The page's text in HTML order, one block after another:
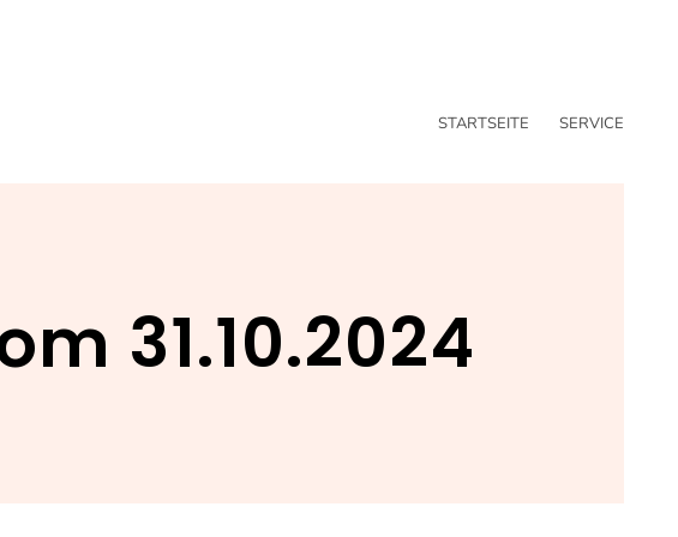
STARTSEITE SERVICE
31.10.2024